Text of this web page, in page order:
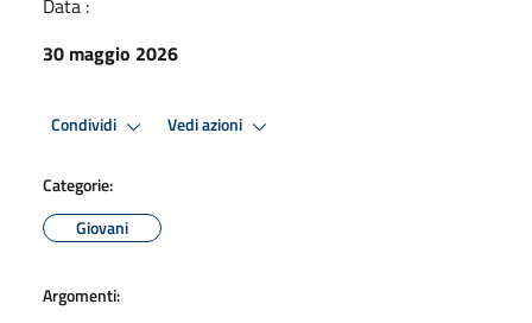
30 maggio 2026
Condividi Vedi azioni
Categorie:
Giovani
Argomenti: